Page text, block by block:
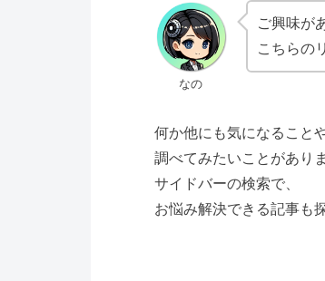
なの
ご興味が
こちらの
何か他にも気になることや
調べてみたいことがあり
サイドバーの検索で、
お悩み解決できる記事も